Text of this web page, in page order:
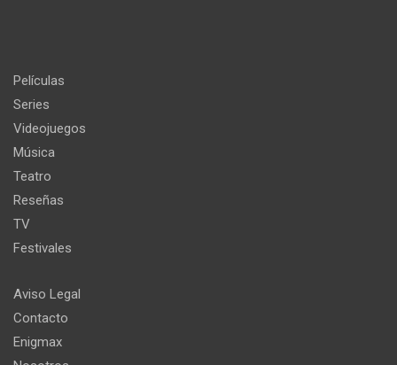
Películas
Series
Videojuegos
Música
Teatro
Reseñas
TV
Festivales
Aviso Legal
Contacto
Enigmax